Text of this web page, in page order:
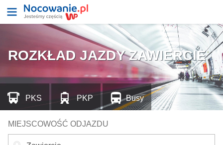
ROZKŁAD JAZDY ZAWIERCIE
MIEJSCOWOŚĆ ODJAZDU
PKS PKP Busy